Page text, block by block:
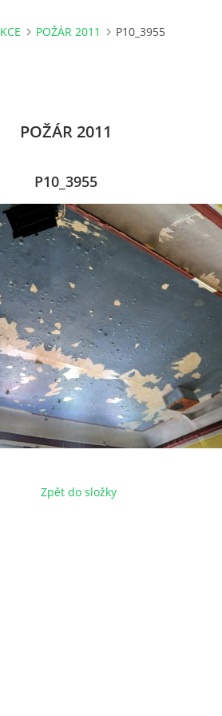
POŽÁR 2011 P10_3955
POŽÁR 2011
P10_3955
Zpět do složky